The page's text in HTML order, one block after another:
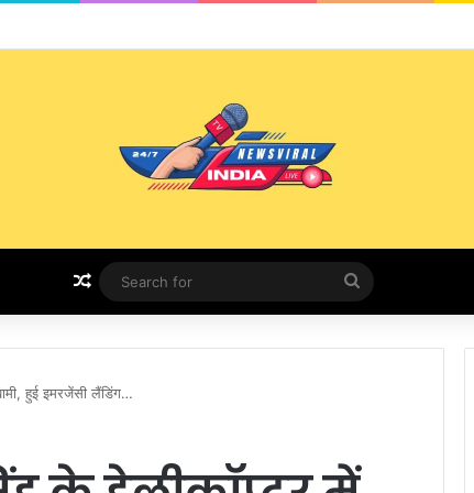
समर्पण और आस्था का संगम
Random Article
Search
for
हुई इमरजेंसी लैंडिंग…